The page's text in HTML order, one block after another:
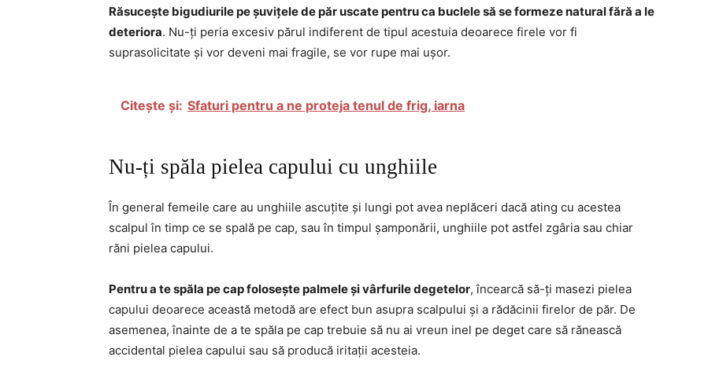
Răsucește bigudiurile pe șuvițele de păr uscate pentru ca buclele să se formeze natural fără a le
deteriora. Nu-ți peria excesiv părul indiferent de tipul acestuia deoarece firele vor fi
suprasolicitate și vor deveni mai fragile, se vor rupe mai ușor.
Citește și: Sfaturi pentru a ne proteja tenul de frig, iarna
Nu-ți spăla pielea capului cu unghiile
În general femeile care au unghiile ascuțite și lungi pot avea neplăceri dacă ating cu acestea
scalpul în timp ce se spală pe cap, sau în timpul șamponării, unghiile pot astfel zgâria sau chiar
răni pielea capului.
Pentru a te spăla pe cap folosește palmele și vârfurile degetelor, încearcă să-ți masezi pielea
capului deoarece această metodă are efect bun asupra scalpului și a rădăcinii firelor de păr. De
asemenea, înainte de a te spăla pe cap trebuie să nu ai vreun inel pe deget care să rănească
accidental pielea capului sau să producă iritații acesteia.